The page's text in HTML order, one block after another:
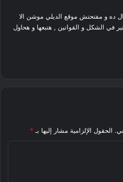
ده و مفتحتش موقع الديلي موشن الا
في الشكل و القوانين , هتبعها و هحاول
الحقول الإلزامية مشار إليها بـ *